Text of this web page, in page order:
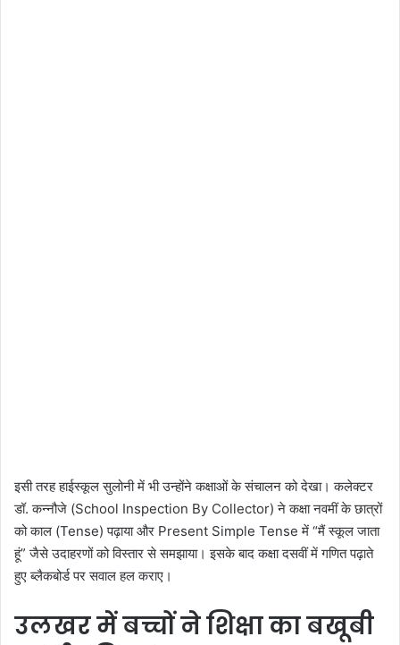
इसी तरह हाईस्कूल सुलोनी में भी उन्होंने कक्षाओं के संचालन को देखा। कलेक्टर
डॉ. कन्नौजे (School Inspection By Collector) ने कक्षा नवमीं के छात्रों
को काल (Tense) पढ़ाया और Present Simple Tense में “मैं स्कूल जाता
हूं” जैसे उदाहरणों को विस्तार से समझाया। इसके बाद कक्षा दसवीं में गणित पढ़ाते
हुए ब्लैकबोर्ड पर सवाल हल कराए।
उलखर में बच्चों ने शिक्षा का बखूबी